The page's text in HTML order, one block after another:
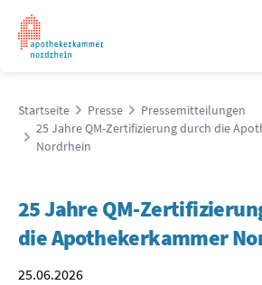
Startseite Presse
Pressemitteilungen
25 Jahre QM-Zertifizierung durch die
Nordrhein
25 Jahre QM-
die Apothekerkammer
25.06.2026